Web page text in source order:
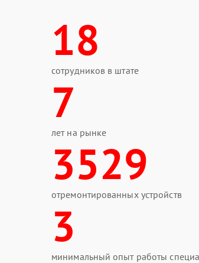
18
сотрудников в штате
7
лет на рынке
3529
отремонтированных устройств
3
минимальный опыт работы